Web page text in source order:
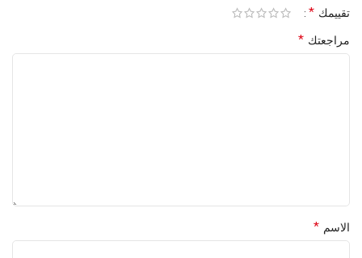
تقييمك *
مراجعتك *
الاسم *